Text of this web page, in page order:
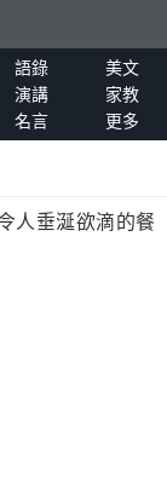
語錄
美文
演講
家教
名言 更多
人垂涎欲滴的餐